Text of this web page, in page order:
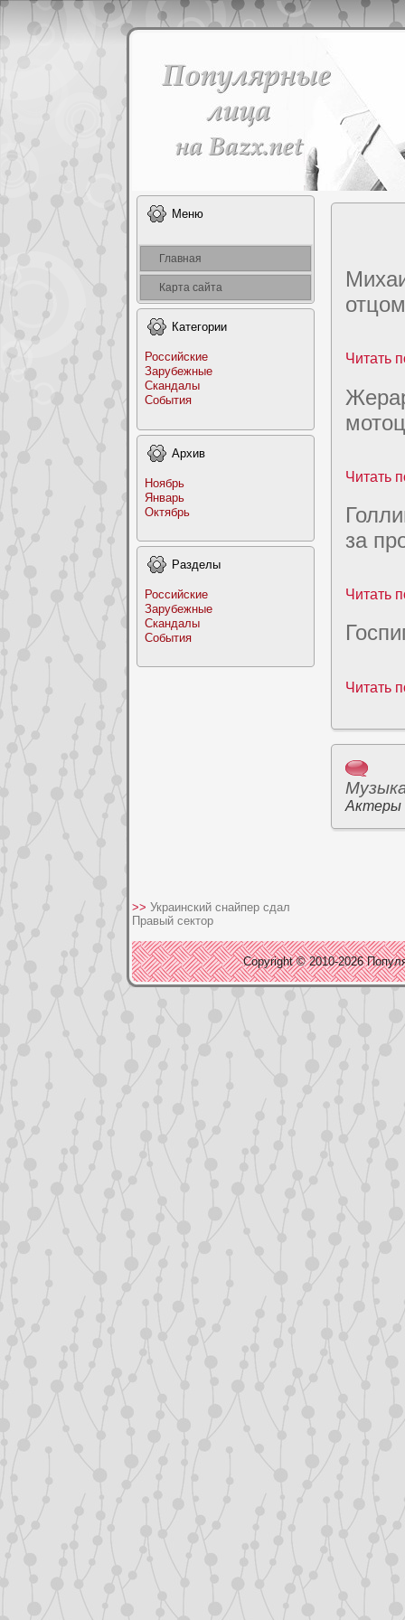
Меню
Главная
Карта сайта
Категоpии
Российские
Заpyбежные
Скандалы
События
Архив
Ноябрь
Январь
Октябрь
Раздeлы
Российские
Заpyбежные
Скандалы
События
отцом
Читать
Читать
за
Читать
Читать
Актеры
>> Украинский снайпер сдал
Правый сектор
Copyright © 2010-2026